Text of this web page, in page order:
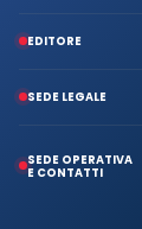
EDITORE
SEDE LEGALE
SEDE OPERATIVA
E CONTATTI